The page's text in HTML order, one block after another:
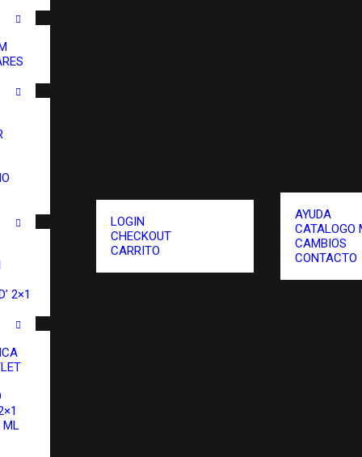
2×1
ML
LOGIN
CHECKOUT
CARRITO
AYUDA
CATALOGO
CAMBIOS
CONTACTO